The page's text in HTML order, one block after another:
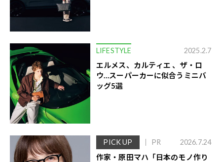
LIFESTYLE 2025.2.7
エルメス、カルティエ 、ザ・ロ
ウ…スーパーカーに似合うミニバ
ッグ5選
PICK UP PR 2026.7.24
作家・原田マハ「日本のモノ作り